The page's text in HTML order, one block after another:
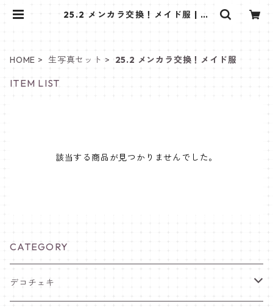
25.2 メンカラ交換！メイド服 | き
HOME 生写真セット 25.2 メンカラ交換！メイド服
ITEM LIST
該当する商品が見つかりませんでした。
CATEGORY
デコチェキ